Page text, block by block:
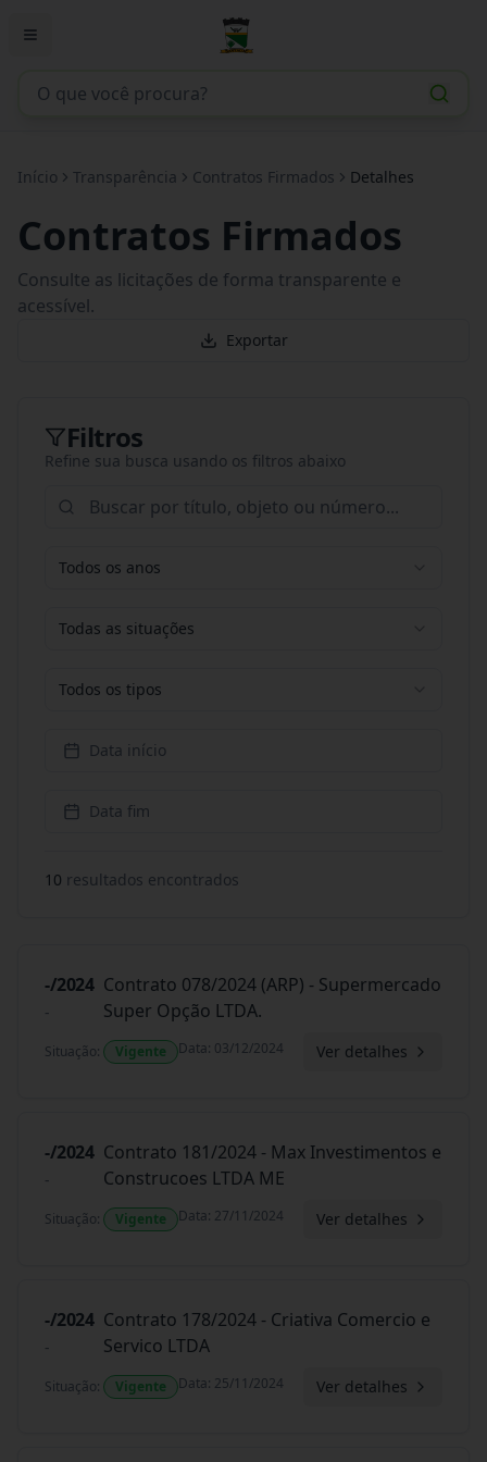
Início Transparência Contratos Firmados Detalhes
Contratos Firmados
Consulte as licitações de forma transparente e
acessível.
Exportar
Filtros
Refine sua busca usando os filtros abaixo
Todos os anos
Todas as situações
Todos os tipos
Data início
Data fim
10 resultados encontrados
-/2024
-
Contrato 078/2024 (ARP) - Supermercado
Super Opção LTDA.
Situação: Vigente Data: 03/12/2024 Ver detalhes
-/2024
-
Contrato 181/2024 - Max Investimentos e
Construcoes LTDA ME
Situação: Vigente Data: 27/11/2024 Ver detalhes
-/2024
-
Contrato 178/2024 - Criativa Comercio e
Servico LTDA
Situação: Vigente Data: 25/11/2024 Ver detalhes